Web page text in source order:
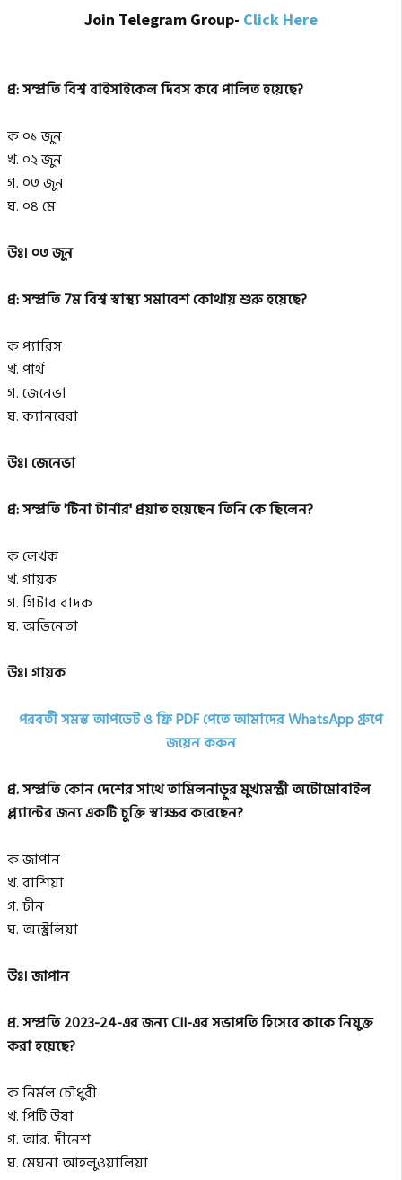
Join Telegram Group- Click Here
প্র: সম্প্রতি বিশ্ব বাইসাইকেল দিবস কবে পালিত হয়েছে?
ক ০১ জুন
খ. ০২ জুন
গ. ০৩ জুন
ঘ. ০৪ মে
উঃ। ০৩ জুন
প্র: সম্প্রতি 7ম বিশ্ব স্বাস্থ্য সমাবেশ কোথায় শুরু হয়েছে?
ক প্যারিস
খ. পার্থ
গ. জেনেভা
ঘ. ক্যানবেরা
উঃ। জেনেভা
প্র: সম্প্রতি 'টিনা টার্নার' প্রয়াত হয়েছেন তিনি কে ছিলেন?
ক লেখক
খ. গায়ক
গ. গিটার বাদক
ঘ. অভিনেতা
উঃ। গায়ক
পরবর্তী সমস্ত আপডেট ও ফ্রি PDF পেতে আমাদের WhatsApp গ্রুপে
জয়েন করুন
প্র. সম্প্রতি কোন দেশের সাথে তামিলনাড়ুর মুখ্যমন্ত্রী অটোমোবাইল
প্ল্যান্টের জন্য একটি চুক্তি স্বাক্ষর করেছেন?
ক জাপান
খ. রাশিয়া
গ. চীন
ঘ. অস্ট্রেলিয়া
উঃ। জাপান
প্র. সম্প্রতি 2023-24-এর জন্য CII-এর সভাপতি হিসেবে কাকে নিযুক্ত
করা হয়েছে?
ক নির্মল চৌধুরী
খ. পিটি উষা
গ. আর. দীনেশ
ঘ. মেঘনা আহলুওয়ালিয়া